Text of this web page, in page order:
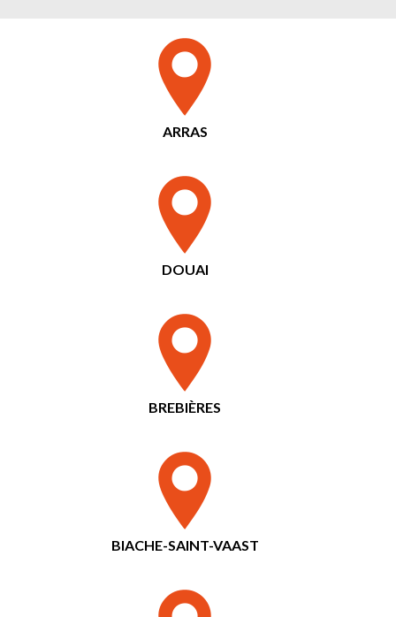
ARRAS
DOUAI
BREBIÈRES
BIACHE-SAINT-VAAST